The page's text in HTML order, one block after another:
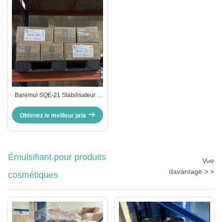
Baremul SQE-21 Stabilisateur à
cosmétiques CAS 69364-63-2
Obtenez le meilleur prix
Émulsifiant pour produits
cosmétiques
Vue
davantage > >